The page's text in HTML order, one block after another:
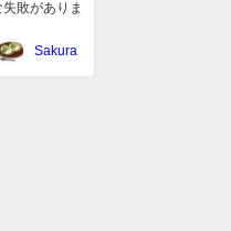
敗がありま
Sakura